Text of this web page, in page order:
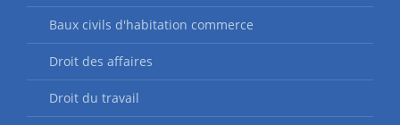
Baux civils d'habitation commerce
Droit des affaires
Droit du travail